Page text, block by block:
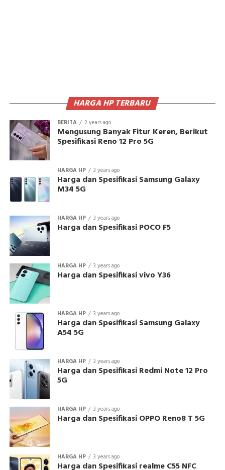
HARGA HP TERBARU
BERITA 2 years ago
Mengusung Banyak Fitur Keren, Berikut
Spesifikasi Reno 12 Pro 5G
HARGA HP 3 years ago
Harga dan Spesifikasi Samsung Galaxy
M34 5G
HARGA HP 3 years ago
Harga dan Spesifikasi POCO F5
HARGA HP 3 years ago
Harga dan Spesifikasi vivo Y36
HARGA HP 3 years ago
Harga dan Spesifikasi Samsung Galaxy
A54 5G
HARGA HP 3 years ago
Harga dan Spesifikasi Redmi Note 12 Pro
5G
HARGA HP 3 years ago
Harga dan Spesifikasi OPPO Reno8 T 5G
HARGA HP 3 years ago
Harga dan Spesifikasi realme C55 NFC